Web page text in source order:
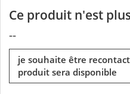
Ce produit n'est
--
je souhaite être
produit sera disponible